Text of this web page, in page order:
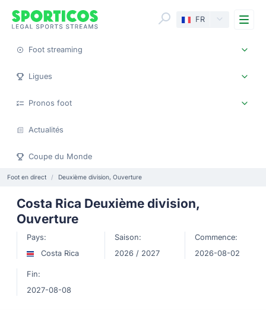
FR
Foot streaming
Ligues
Pronos foot
Actualités
Coupe du Monde
Foot en direct Deuxième division, Ouverture
Costa Rica Deuxième division,
Ouverture
Pays:
Costa Rica
Saison:
2026 / 2027
Commence:
2026-08-02
Fin:
2027-08-08